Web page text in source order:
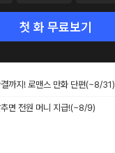
첫 화 무료보기
까지! 로맨스 만화 단편(~8/31)
면 전원 머니 지급!(~8/9)